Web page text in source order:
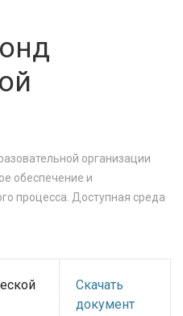
организации
обеспечение и
процесса. Доступная среда
Скачать
документ